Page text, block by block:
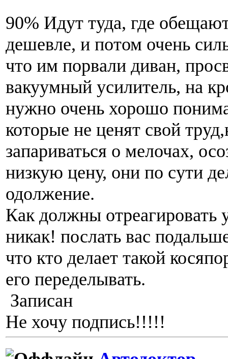
90% Идут туда, где
дешевле, и потом очень
что им порвали диван,
вакуумный усилитель, на
нужно очень хорошо
которые не ценят свой
запариваться о мелочах,
низкую цену, они по сути
одолжение.
Как должны отреагировать
никак! послать вас
что кто делает такой
его переделывать.
Записан
Не хочу подпись!!!!!